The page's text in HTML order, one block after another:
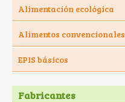
Alimentación ecológica
Alimentos convencionales
EPIS básicos
Fabricantes